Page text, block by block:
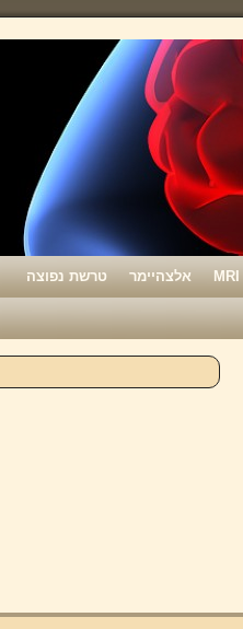
אלצהיימר טרשת נפוצה